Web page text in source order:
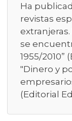
Ha
revistas
se
1955/2010”
"Dinero y
(Editorial